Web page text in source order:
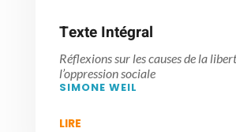
Texte Intégral
Réflexions sur les causes de la
l’oppression sociale
SIMONE WEIL
LIRE